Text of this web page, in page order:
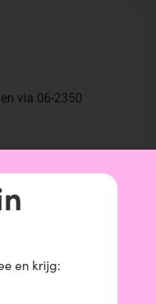
via 06-2350
en krijg: